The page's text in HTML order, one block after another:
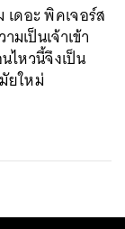
ดอะ พิคเจอร์ส
มเป็นเจ้าเข้า
ไหวนี้จึงเป็น
ยใหม่